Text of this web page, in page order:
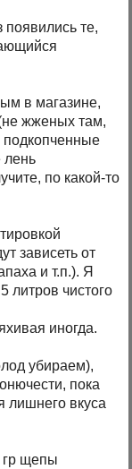
появились те,
в магазине,
жженых там,
подкопченные
лень
по какой-то
зависеть от
и т.п.). Я
литров чистого
иногда.
убираем),
пока
лишнего вкуса
гр щепы